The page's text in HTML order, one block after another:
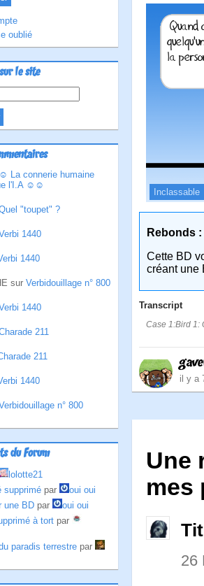
oublié
le site
☺ La connerie humaine
l'I.A ☺☺
"toupet" ?
1440
1440
sur Verbidouillage n° 800
1440
211
211
1440
n° 800
du Forum
lolotte21
supprimé par
oui oui
une BD par
oui oui
à tort par
paradis terrestre par
Inclassable
Rebonds :
Cette BD
créant une
Transcript
Case 1:Bird 1:
il y a
Une
mes
26